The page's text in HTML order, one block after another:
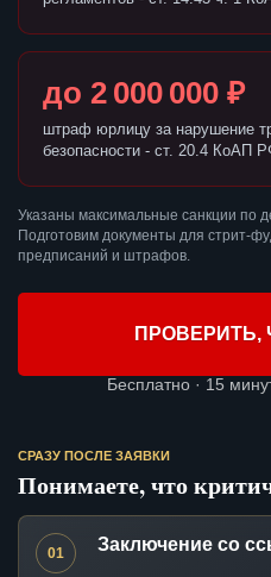
до 2 000 000 ₽
штраф юрлицу за нарушение
безопасности - ст. 20.4 КоАП
Указаны максимальные санкции по
Подготовим документы для стрит-
предписаний и штрафов.
ПРОВЕРИТЬ,
Бесплатно · 15
СРАЗУ ПОСЛЕ ЗАЯВКИ
Понимаете, что
01 Заключение со